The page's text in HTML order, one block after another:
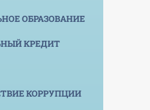
ОБРАЗОВАНИЕ
КРЕДИТ
КОРРУПЦИИ